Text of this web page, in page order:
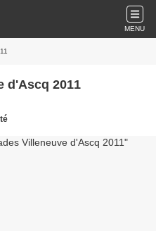
MENU
d'Ascq 2011